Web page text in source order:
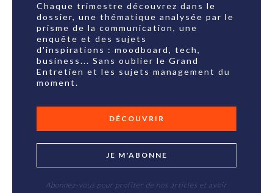
Chaque trimestre découvrez dans le
dossier, une thématique analysée par le
prisme de la communication, une
enquête et des sujets
d'inspirations : moodboard, tech,
business... Sans oublier le Grand
Entretien et les sujets management du
moment.
DÉCOUVRIR
JE M'ABONNE
Abonnez-vous pour profiter de nos articles et avoir